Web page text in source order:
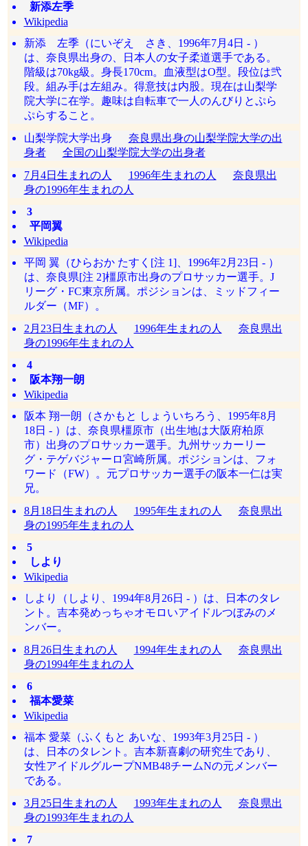
新添左季
Wikipedia
新添 左季（にいぞえ さき、1996年7月4日 - ）
は、奈良県出身の、日本人の女子柔道選手である。
階級は70kg級。身長170cm。血液型はO型。段位は弐
段。組み手は左組み。得意技は内股。現在は山梨学
院大学に在学。趣味は自転車で一人のんびりとぷら
ぷらすること。
山梨学院大学出身 奈良県出身の山梨学院大学の出
身者
全国の山梨学院大学の出身者
7月4日生まれの人
1996年生まれの人
奈良県出
身の1996年生まれの人
3
平岡翼
Wikipedia
平岡 翼（ひらおか たすく[注 1]、1996年2月23日 - ）
は、奈良県[注 2]橿原市出身のプロサッカー選手。J
リーグ・FC東京所属。ポジションは、ミッドフィー
ルダー（MF）。
2月23日生まれの人
1996年生まれの人
奈良県出
身の1996年生まれの人
4
阪本翔一朗
Wikipedia
阪本 翔一朗（さかもと しょういちろう、1995年8月
18日 - ）は、奈良県橿原市（出生地は大阪府柏原
市）出身のプロサッカー選手。九州サッカーリー
グ・テゲバジャーロ宮崎所属。ポジションは、フォ
ワード（FW）。元プロサッカー選手の阪本一仁は実
兄。
8月18日生まれの人
1995年生まれの人
奈良県出
身の1995年生まれの人
5
しより
Wikipedia
しより（しより、1994年8月26日 - ）は、日本のタレ
ント。吉本発めっちゃオモロいアイドルつぼみのメ
ンバー。
8月26日生まれの人
1994年生まれの人
奈良県出
身の1994年生まれの人
6
福本愛菜
Wikipedia
福本 愛菜（ふくもと あいな、1993年3月25日 - ）
は、日本のタレント。吉本新喜劇の研究生であり、
女性アイドルグループNMB48チームNの元メンバー
である。
3月25日生まれの人
1993年生まれの人
奈良県出
身の1993年生まれの人
7